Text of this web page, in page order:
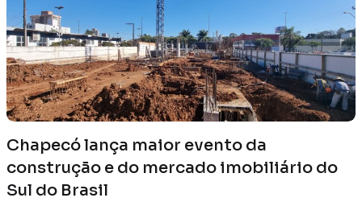
Chapecó lança maior evento da
construção e do mercado imobiliário do
Sul do Brasil